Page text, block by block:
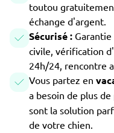
toutou
échange d'argent.
Sécurisé :
civile, vérification
24h/24, rencontre
Vous partez en
a besoin de plus de
sont la solution
de votre chien.